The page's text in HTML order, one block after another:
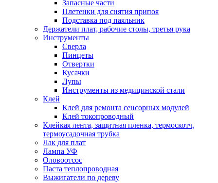
Запасные части
Плетенки для снятия припоя
Подставка под паяльник
Держатели плат, рабочие столы, третья рука
Инструменты
Сверла
Пинцеты
Отвертки
Кусачки
Лупы
Инструменты из медицинской стали
Клей
Клей для ремонта сенсорных модулей
Клей токопроводный
Клейкая лента, защитная пленка, термоскотч,
термоусадочная трубка
Лак для плат
Лампа УФ
Оловоотсос
Паста теплопроводная
Выжигатели по дереву